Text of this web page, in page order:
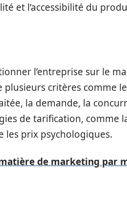
et l’accessibilité du
l’entreprise sur le
critères comme
la demande, la
de tarification, comme
les prix psychologiques.
de marketing par